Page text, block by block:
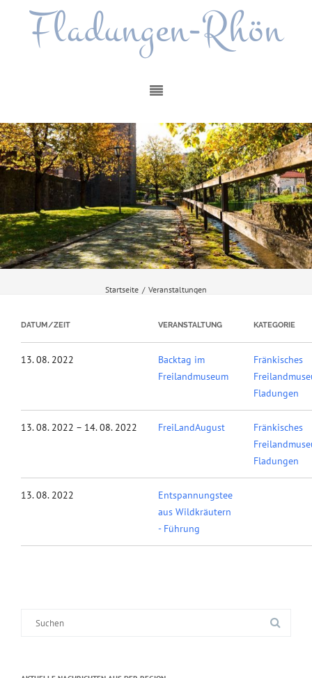
Fladungen-Rhön
Startseite / Veranstaltungen
DATUM/ZEIT VERANSTALTUNG KATEGORIE
13. 08. 2022
Backtag im
Freilandmuseum
Fränkisches
Fladungen
13. 08. 2022 – 14. 08. 2022 FreiLandAugust
Fränkisches
Fladungen
13. 08. 2022
Entspannungstee
aus Wildkräutern
- Führung